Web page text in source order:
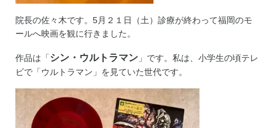
院長の佐々木です。5月２１日（土）診療が終わって福岡のモ
ールへ映画を観に行きました。
作品は「シン・ウルトラマン 」です。私は、小学生の頃テレ
ビで「ウルトラマン」を見ていた世代です。